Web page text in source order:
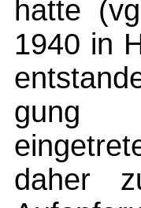
hatte
1940 in
gung
daher